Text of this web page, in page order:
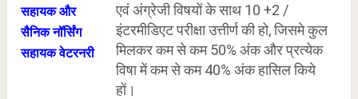
सहायक और
सैनिक नॉर्सिंग
सहायक वेटरनरी
एवं अंग्रेजी विषयों के साथ 10 +2 /
इंटरमीडिएट परीक्षा उत्तीर्ण की हो, जिसमे कुल
मिलकर कम से कम 50% अंक और प्रत्येक
विषा में कम से कम 40% अंक हासिल किये
हों।